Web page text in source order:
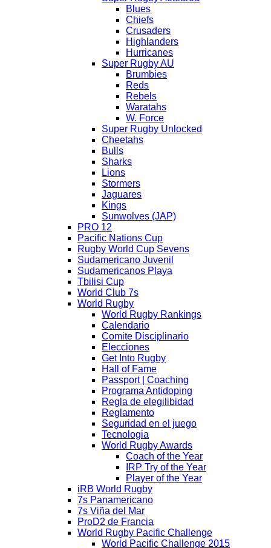
Blues
Chiefs
Crusaders
Highlanders
Hurricanes
Super Rugby AU
Brumbies
Reds
Rebels
Waratahs
W. Force
Super Rugby Unlocked
Cheetahs
Bulls
Sharks
Lions
Stormers
Jaguares
Kings
Sunwolves (JAP)
PRO 12
Pacific Nations Cup
Rugby World Cup Sevens
Sudamericano Juvenil
Sudamericanos Playa
Tbilisi Cup
World Club 7s
World Rugby
World Rugby Rankings
Calendario
Comite Disciplinario
Elecciones
Get Into Rugby
Hall of Fame
Passport | Coaching
Programa Antidoping
Regla de elegilibidad
Reglamento
Seguridad en el juego
Tecnologia
World Rugby Awards
Coach of the Year
IRP Try of the Year
Player of the Year
iRB World Rugby
7s Panamericano
7s Viña del Mar
ProD2 de Francia
World Rugby Pacific Challenge
World Pacific Challenge 2015